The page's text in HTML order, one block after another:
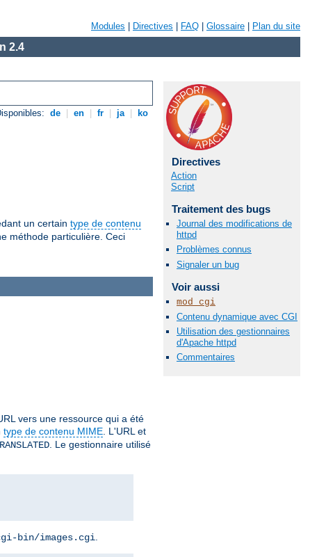
Modules Directives FAQ Glossaire Plan du site
2.4
de en fr ja ko
un certain type de contenu
méthode particulière. Ceci
Directives
Action
Script
Traitement des bugs
Journal des modifications de
httpd
Problèmes connus
Signaler un bug
Voir aussi
mod_cgi
Contenu dynamique avec CGI
Utilisation des gestionnaires
d'Apache httpd
Commentaires
vers une ressource qui a été
type de contenu MIME . L'URL et
. Le gestionnaire utilisé
bin/images.cgi